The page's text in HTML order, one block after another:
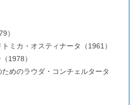
）
ミカ・オスティナータ（1961）
1978）
めのラウダ・コンチェルタータ